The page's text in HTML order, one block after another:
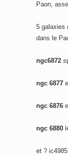
Paon,
5 galaxies
dans le
ngc6872
ngc 6877
ngc 6876
ngc 6880
et ?